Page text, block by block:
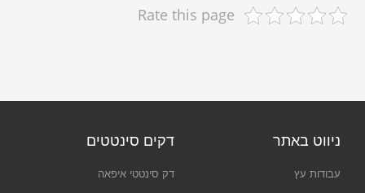
Rate this page
ניווט באתר
עבודות עץ
דקים סינטטים
דק סינטטי איפאה